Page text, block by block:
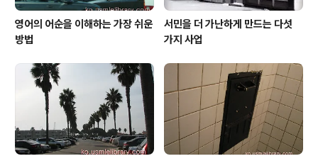
영어의 어순을 이해하는 가장 쉬운
방법
서민을 더 가난하게 만드는 다섯
가지 사업